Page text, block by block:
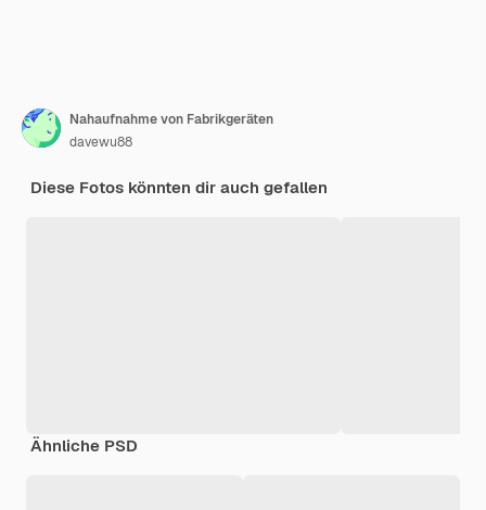
Nahaufnahme von Fabrikgeräten
davewu88
Diese Fotos könnten dir auch gefallen
Ähnliche PSD